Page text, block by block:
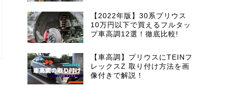
【2022年版】30系プリウス
10万円以下で買えるフルタッ
プ車高調12選！徹底比較!
【車高調】プリウスにTEINフ
レックスZ 取り付け方法を画
像付きで解説！